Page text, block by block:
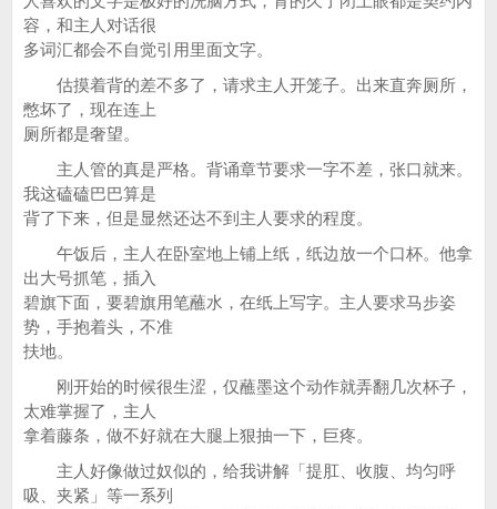
容，和主人对话很
多词汇都会不自觉引用里面文字。
估摸着背的差不多了，请求主人开笼子。出来直奔厕所，
憋坏了，现在连上
厕所都是奢望。
主人管的真是严格。背诵章节要求一字不差，张口就来。
我这磕磕巴巴算是
背了下来，但是显然还达不到主人要求的程度。
午饭后，主人在卧室地上铺上纸，纸边放一个口杯。他拿
出大号抓笔，插入
碧旗下面，要碧旗用笔蘸水，在纸上写字。主人要求马步姿
势，手抱着头，不准
扶地。
刚开始的时候很生涩，仅蘸墨这个动作就弄翻几次杯子，
太难掌握了，主人
拿着藤条，做不好就在大腿上狠抽一下，巨疼。
主人好像做过奴似的，给我讲解「提肛、收腹、均匀呼
吸、夹紧」等一系列